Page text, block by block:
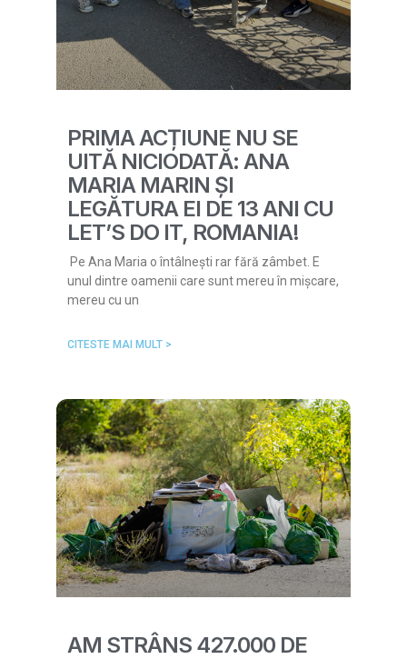
PRIMA ACȚIUNE NU SE
UITĂ NICIODATĂ: ANA
MARIA MARIN ȘI
LEGĂTURA EI DE 13 ANI CU
LET’S DO IT, ROMANIA!
Pe Ana Maria o întâlnești rar fără zâmbet. E
unul dintre oamenii care sunt mereu în mișcare,
mereu cu un
CITESTE MAI MULT >
AM STRÂNS 427.000 DE